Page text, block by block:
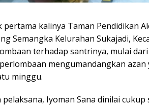
pertama kalinya Taman Pendidikan
Semangka Kelurahan Sukajadi,
terhadap santrinya, mulai
mengumandangkan
minggu.
Iyoman Sana dinilai